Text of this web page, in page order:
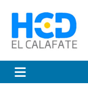
Honorable